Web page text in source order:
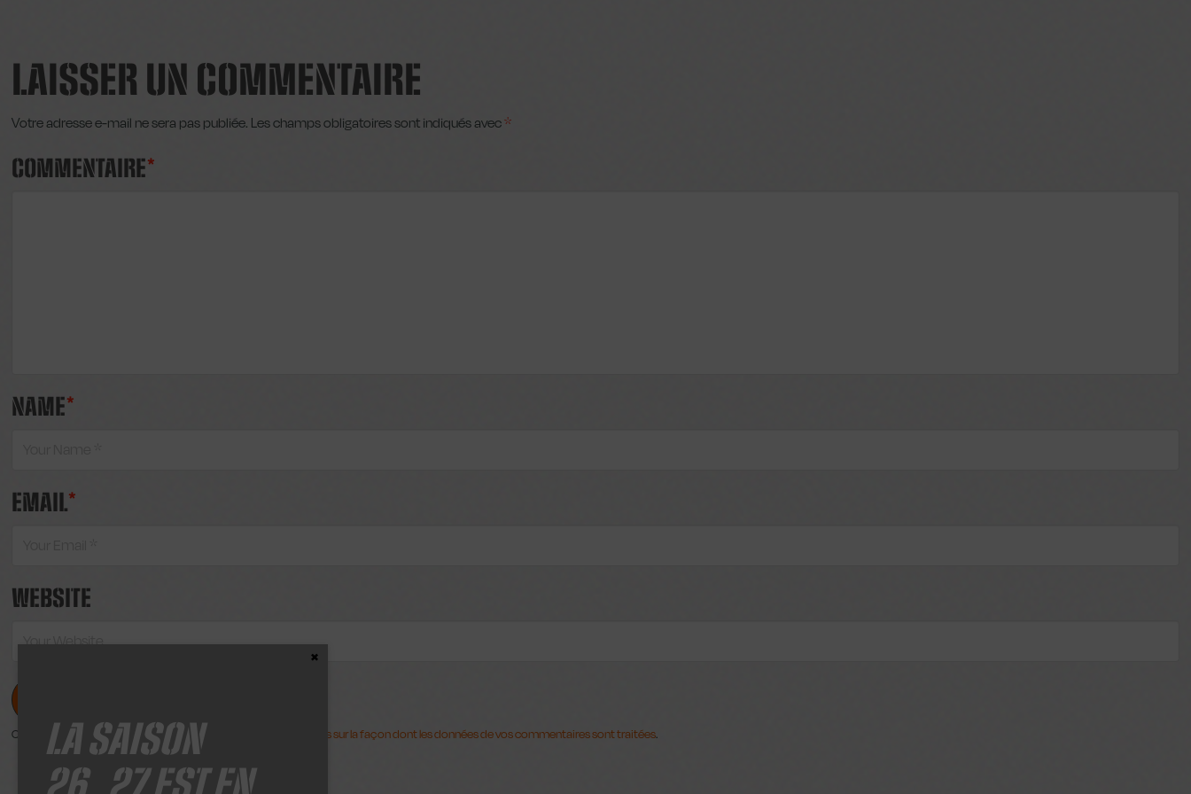
LAISSER UN COMMENTAIRE
Votre adresse e-mail ne sera pas publiée. Les champs obligatoires sont indiqués avec*
COMMENTAIRE*
NAME*
EMAIL*
WEBSITE
Ce site utilise Akismet pour réduire les indésirables. En savoir plus sur la façon dont les données de vos commentaires sont traitées
LA SAISON